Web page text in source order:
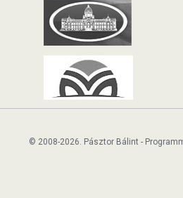
© 2008-2026. Pásztor Bálint -